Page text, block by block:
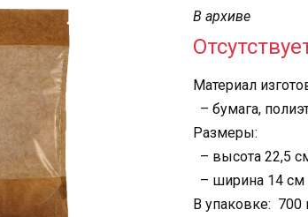
В архиве
Материал
– бумага,
Размеры:
– высота 22,5
– ширина 14 см
В упаковке: 700